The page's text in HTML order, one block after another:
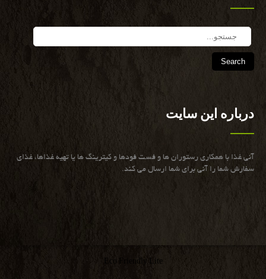
Search
درباره این سایت
آنی غذا با همكاری رستوران ها و فست فودها و كیترینگ ها یا تهیه غذاها، غذای
سفارش شما را آنی برای شما ارسال می كند.
Eco Friendly Lite